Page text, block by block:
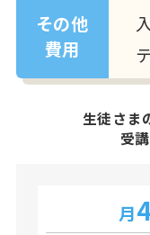
その他
費用
生徒さま
受
月4